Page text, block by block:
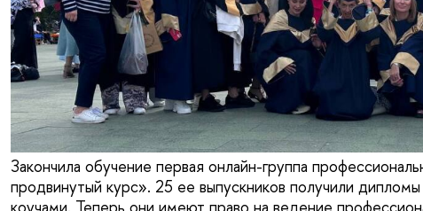
Закончила обучение первая онлайн-группа
продвинутый курс». 25 ее выпускников получили